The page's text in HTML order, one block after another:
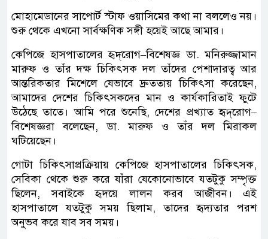
মোহামেডানের সাপোর্ট স্টাফ ওয়াসিমের কথা না বললেও নয়।
শুরু থেকে এখনো সার্বক্ষণিক সঙ্গী হয়েই আছে আমার।
কেপিজে হাসপাতালের হৃদ্‌রোগ–বিশেষজ্ঞ ডা. মনিরুজ্জামান
মারুফ ও তাঁর দক্ষ চিকিৎসক দল তাঁদের পেশাদারত্ব আর
আন্তরিকতার মিশেলে যেভাবে দ্রুততায় চিকিৎসা করেছেন,
আমাদের দেশের চিকিৎসকদের মান ও কার্যকারিতাই ফুটে
উঠেছে তাতে। আমি পরে শুনেছি, দেশের প্রখ্যাত হৃদ্‌রোগ–
বিশেষজ্ঞরা বলেছেন, ডা. মারুফ ও তাঁর দল মিরাকল
ঘটিয়েছেন।
গোটা চিকিৎসাপ্রক্রিয়ায় কেপিজে হাসপাতালের চিকিৎসক,
সেবিকা থেকে শুরু করে যাঁরা যেকোনোভাবে যতটুকু সম্পৃক্ত
ছিলেন, সবাইকে হৃদয়ে লালন করব আজীবন। এই
হাসপাতালে যতটুকু সময় ছিলাম, তাদের হৃদ্যতার পরশ
অনুভব করে যাব সব সময়।